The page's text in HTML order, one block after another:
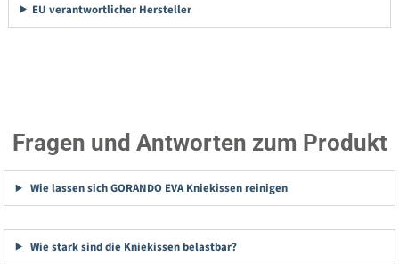
EU verantwortlicher Hersteller
Fragen und Antworten zum Produkt
Wie lassen sich GORANDO EVA Kniekissen reinigen
Wie stark sind die Kniekissen belastbar?